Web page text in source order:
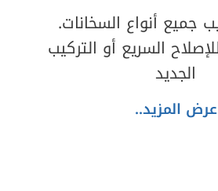
جميع أنواع السخانات.
السريع أو التركيب
الجديد
عرض المزيد..